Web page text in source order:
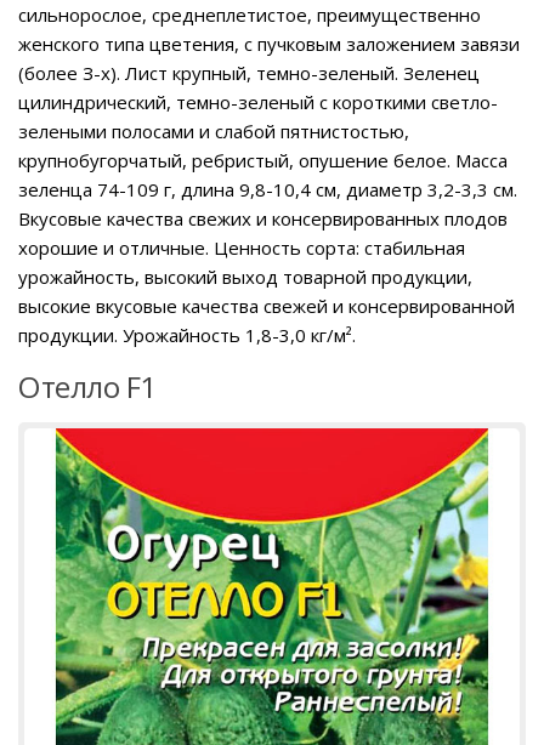
сильнорослое, среднеплетистое, преимущественно
женского типа цветения, с пучковым заложением завязи
(более З-х). Лист крупный, темно-зеленый. Зеленец
цилиндрический, темно-зеленый с короткими светло-
зелеными полосами и слабой пятнистостью,
крупнобугорчатый, ребристый, опушение белое. Масса
зеленца 74-109 г, длина 9,8-10,4 см, диаметр 3,2-3,3 см.
Вкусовые качества свежих и консервированных плодов
хорошие и отличные. Ценность сорта: стабильная
урожайность, высокий выход товарной продукции,
высокие вкусовые качества свежей и консервированной
продукции. Урожайность 1,8-3,0 кг/м².
Отелло F1